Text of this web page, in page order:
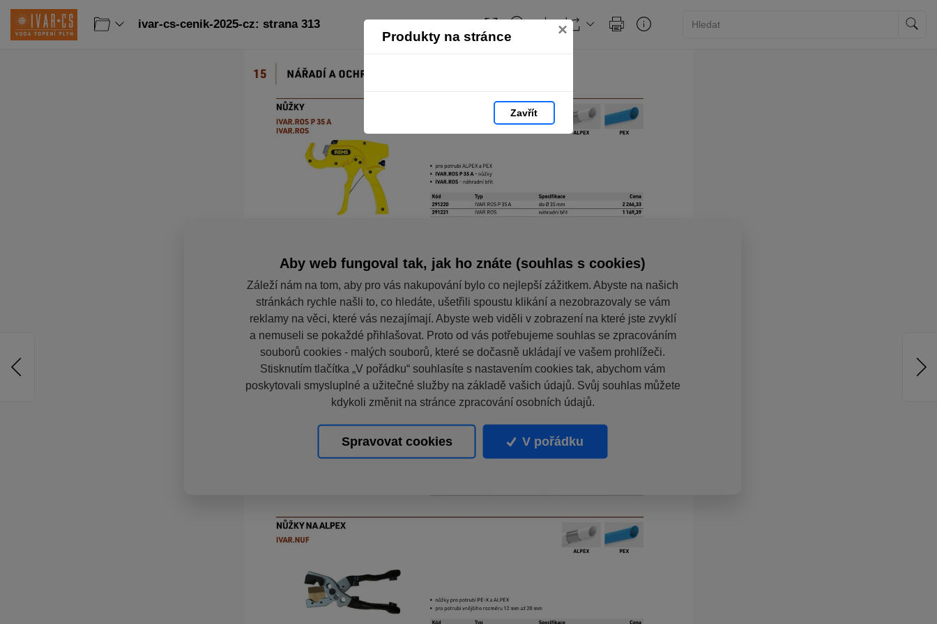
Produkty na stránce ×
Zavřít
ivar-cs-cenik-2025-cz: strana 313
Aby web fungoval tak, jak ho znáte (souhlas s cookies)
Záleží nám na tom, aby pro vás nakupování bylo co nejlepší zážitkem. Abyste na našich
stránkách rychle našli to, co hledáte, ušetřili spoustu klikání a nezobrazovaly se vám
reklamy na věci, které vás nezajímají. Abyste web viděli v zobrazení na které jste zvyklí
a nemuseli se pokaždé přihlašovat. Proto od vás potřebujeme souhlas se zpracováním
souborů cookies - malých souborů, které se dočasně ukládají ve vašem prohlížeči.
Stisknutím tlačítka „V pořádku“ souhlasíte s nastavením cookies tak, abychom vám
poskytovali smysluplné a užitečné služby na základě vašich údajů. Svůj souhlas můžete
kdykoli změnit na stránce zpracování osobních údajů.
Spravovat cookies V pořádku